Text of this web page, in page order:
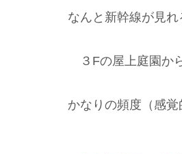
なんと新幹線が見れ
３Fの屋上庭園か
かなりの頻度（感覚